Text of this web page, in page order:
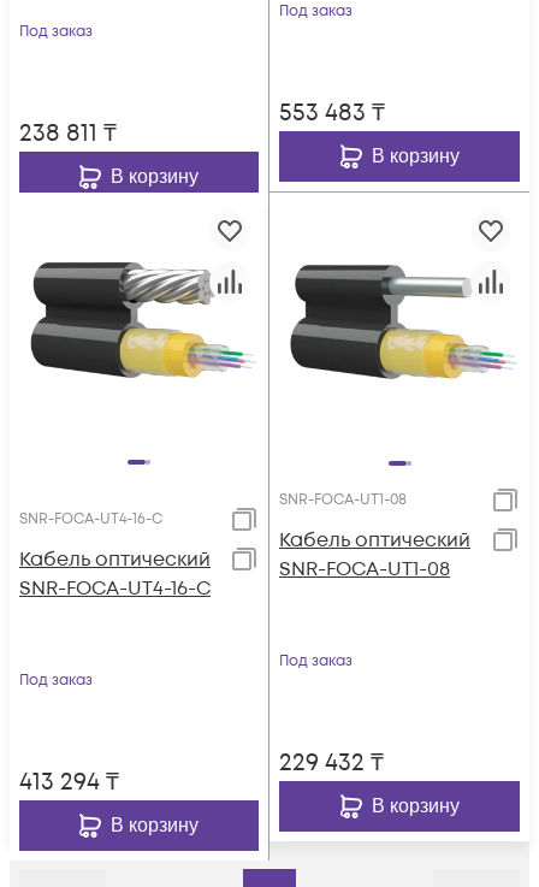
Под заказ
238 811 ₸
В корзину
Под заказ
553 483 ₸
В корзину
SNR-FOCA-UT4-16-C
Кабель оптический
SNR-FOCA-UT4-16-C
Под заказ
413 294₸
В корзину
SNR-FOCA-UT1-08
Кабель оптический
SNR-FOCA-UT1-08
Под заказ
229 432 ₸
В корзину